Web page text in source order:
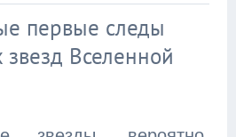
первые следы
Вселенной